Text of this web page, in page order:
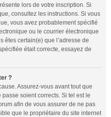
lors de votre inscription. Si
consultez les instructions. Si vous
vous avez probablement spécifié
ou le courrier électronique
êtes certain(e) que l’adresse de
était correcte, essayez de
?
Assurez-vous avant tout que
soient corrects. Si tel est le
afin de vous assurer de ne pas
que le propriétaire du site internet